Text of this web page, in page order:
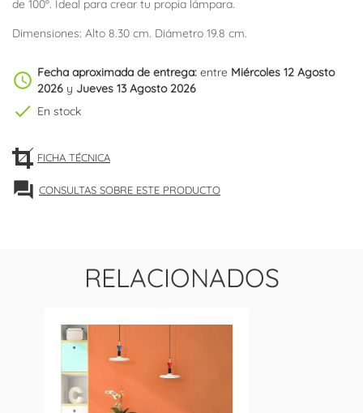
de 100º. Ideal para crear tu propia lámpara.
Dimensiones: Alto 8.30 cm. Diámetro 19.8 cm.
schedule Fecha aproximada de entrega: entre Miércoles 12 Agosto
2026 y Jueves 13 Agosto 2026
check En stock
FICHA TÉCNICA
forum CONSULTAS SOBRE ESTE PRODUCTO
RELACIONADOS